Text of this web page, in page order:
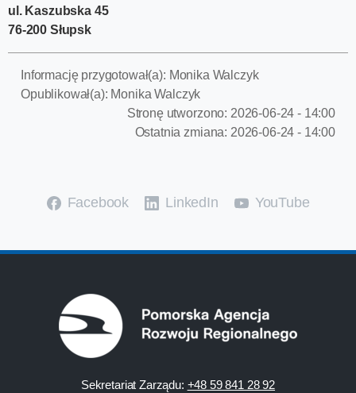
ul. Kaszubska 45
76-200 Słupsk
Informację przygotował(a): Monika Walczyk
Opublikował(a): Monika Walczyk
Stronę utworzono: 2026-06-24 - 14:00
Ostatnia zmiana: 2026-06-24 - 14:00
Facebook LinkedIn YouTube
Sekretariat Zarządu: +48 59 841 28 92